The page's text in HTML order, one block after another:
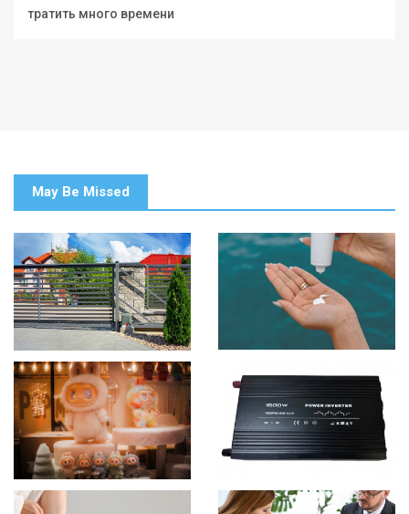
тратить много времени
May Be Missed